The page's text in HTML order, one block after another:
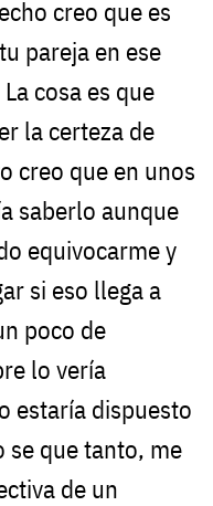
creo que es
pareja en ese
cosa es que
la certeza de
creo que en unos
saberlo aunque
equivocarme y
si eso llega a
poco de
lo vería
estaría dispuesto
se que tanto, me
de un